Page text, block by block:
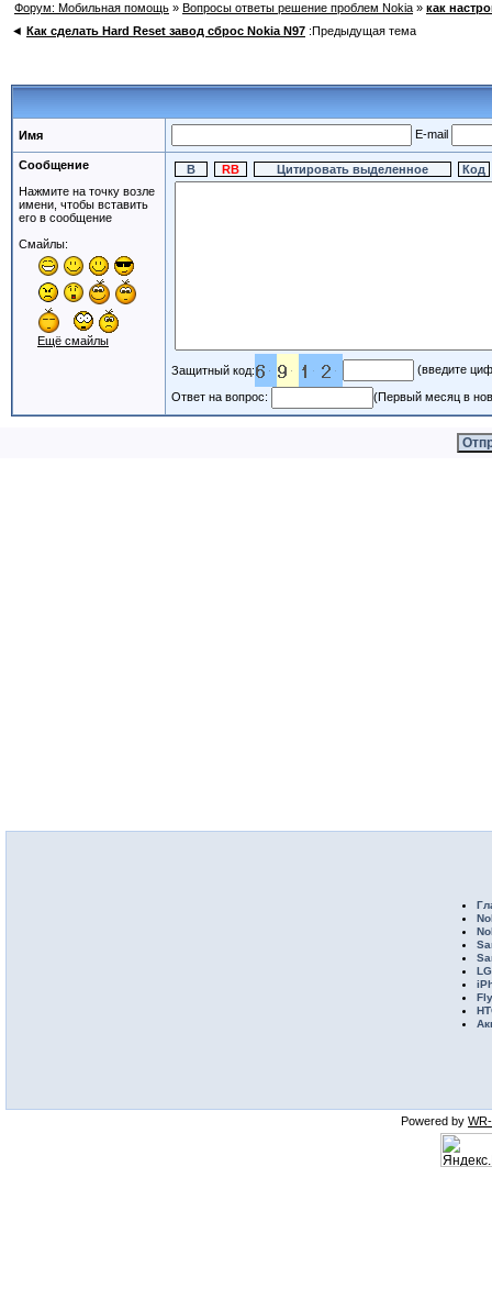
Форум: Мобильная помощь » Вопросы ответы решение проблем Nokia » как
◄ Как сделать Hard Reset завод сброс Nokia N97 :Предыдущая тема
Имя E-mail
Сообщение
Нажмите на точку возле
имени, чтобы вставить
его в сообщение
Смайлы:
Ещё смайлы
Защитный код: (введите
Ответ на вопрос: (Первый месяц в
LG
Fly
Powered by